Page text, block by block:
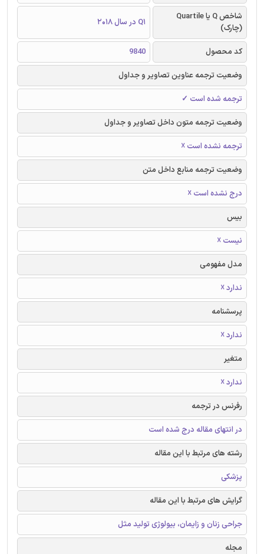
شاخص Q یا Quartile
(چارک)
Q1 در سال 2018
کد محصول
9840
وضعیت ترجمه عناوین تصاویر و جداول
ترجمه شده است ✓
وضعیت ترجمه متون داخل تصاویر و جداول
ترجمه نشده است ☓
وضعیت ترجمه منابع داخل متن
درج نشده است ☓
بیس
نیست ☓
مدل مفهومی
ندارد ☓
پرسشنامه
ندارد ☓
متغیر
ندارد ☓
رفرنس در ترجمه
در انتهای مقاله درج شده است
رشته های مرتبط با این مقاله
پزشکی
گرایش های مرتبط با این مقاله
جراحی زنان و زایمان، بیولوژی تولید مثل
مجله